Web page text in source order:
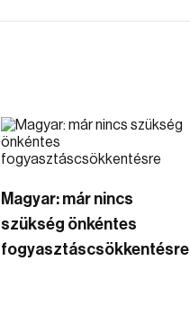
Magyar: már nincs
szükség önkéntes
fogyasztáscsökkentésre